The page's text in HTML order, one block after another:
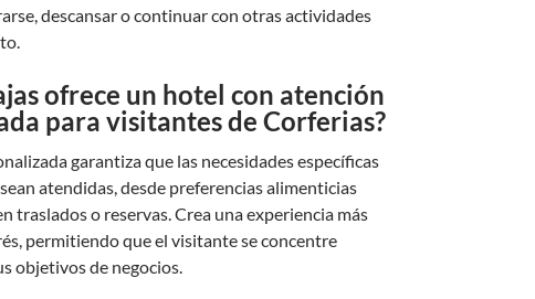
descansar o continuar con otras actividades
ofrece un hotel con atención
para visitantes de Corferias?
garantiza que las necesidades específicas
atendidas, desde preferencias alimenticias
traslados o reservas. Crea una experiencia más
permitiendo que el visitante se concentre
objetivos de negocios.